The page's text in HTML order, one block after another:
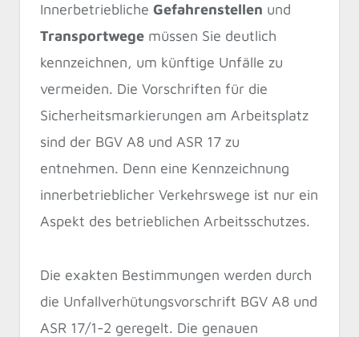
Innerbetriebliche Gefahrenstellen und
Transportwege müssen Sie deutlich
kennzeichnen, um künftige Unfälle zu
vermeiden. Die Vorschriften für die
Sicherheitsmarkierungen am Arbeitsplatz
sind der BGV A8 und ASR 17 zu
entnehmen. Denn eine Kennzeichnung
innerbetrieblicher Verkehrswege ist nur ein
Aspekt des betrieblichen Arbeitsschutzes.
Die exakten Bestimmungen werden durch
die Unfallverhütungsvorschrift BGV A8 und
ASR 17/1-2 geregelt. Die genauen